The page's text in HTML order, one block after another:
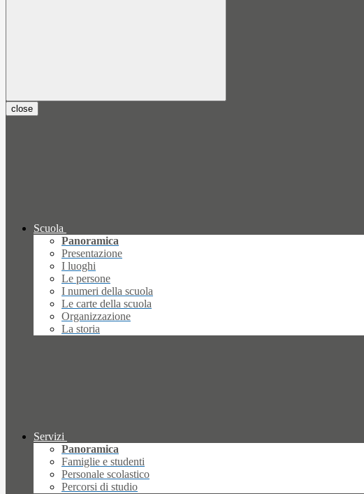
close
Scuola
Panoramica
Presentazione
I luoghi
Le persone
I numeri della scuola
Le carte della scuola
Organizzazione
La storia
Servizi
Panoramica
Famiglie e studenti
Personale scolastico
Percorsi di studio